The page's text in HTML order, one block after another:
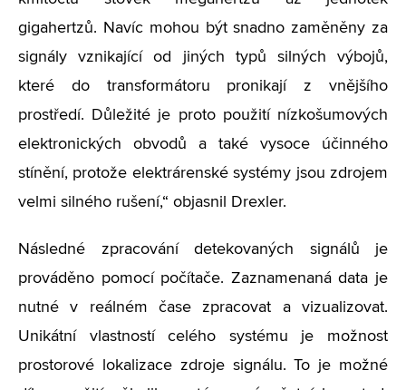
gigahertzů. Navíc mohou být snadno zaměněny za
signály vznikající od jiných typů silných výbojů,
které do transformátoru pronikají z vnějšího
prostředí. Důležité je proto použití nízkošumových
elektronických obvodů a také vysoce účinného
stínění, protože elektrárenské systémy jsou zdrojem
velmi silného rušení,“ objasnil Drexler.
Následné zpracování detekovaných signálů je
prováděno pomocí počítače. Zaznamenaná data je
nutné v reálném čase zpracovat a vizualizovat.
Unikátní vlastností celého systému je možnost
prostorové lokalizace zdroje signálu. To je možné